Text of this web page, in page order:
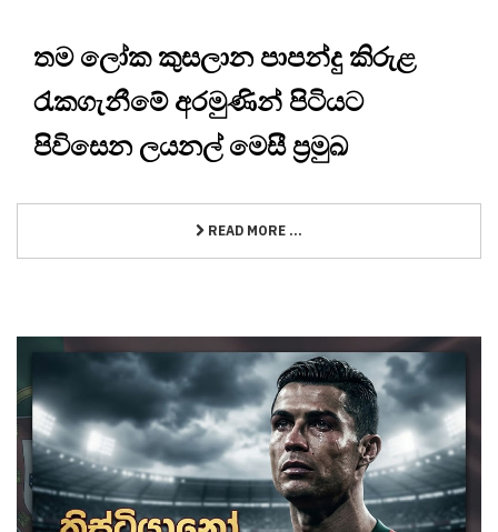
තම ලෝක කුසලාන පාපන්දු කිරුළ
රැකගැනීමේ අරමුණින් පිටියට
පිවිසෙන ලයනල් මෙසී ප්‍රමුඛ
READ MORE ...